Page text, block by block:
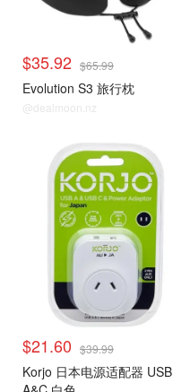
$35.92 $65.99
Evolution S3 旅行枕
@dealmoon.nz
$21.60 $39.99
Korjo 日本电源适配器 USB